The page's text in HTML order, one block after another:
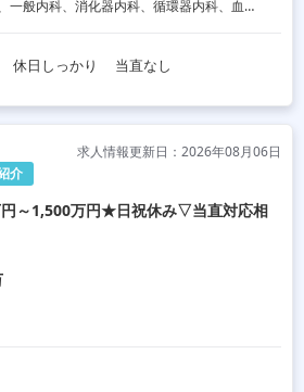
呼吸器内科、一般内科、消化器内科、循環器内科、血液内科、脳神経内科、内分泌内科、老人内科、一般外科、消化器外科、その他
休日しっかり 当直なし
介
求人情報更新日：2026年08月06日
円～1,500万円★日祝休み▽当直対応相